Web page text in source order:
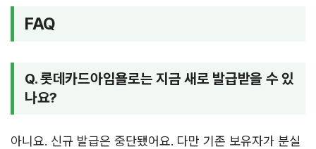
FAQ
Q. 롯데카드아임욜로는 지금 새로 발급받을 수 있
나요?
아니요. 신규 발급은 중단됐어요. 다만 기존 보유자가 분실